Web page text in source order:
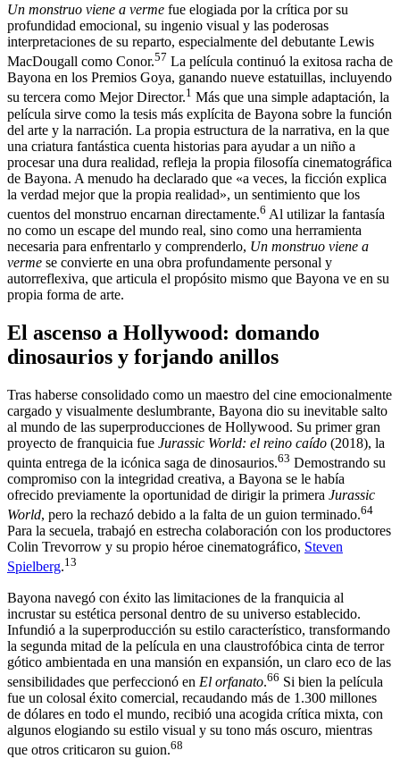
Un monstruo viene a verme fue elogiada por la crítica por su
profundidad emocional, su ingenio visual y las poderosas
interpretaciones de su reparto, especialmente del debutante Lewis
MacDougall como Conor.57 La película continuó la exitosa racha de
Bayona en los Premios Goya, ganando nueve estatuillas, incluyendo
su tercera como Mejor Director.1 Más que una simple adaptación, la
película sirve como la tesis más explícita de Bayona sobre la función
del arte y la narración. La propia estructura de la narrativa, en la que
una criatura fantástica cuenta historias para ayudar a un niño a
procesar una dura realidad, refleja la propia filosofía cinematográfica
de Bayona. A menudo ha declarado que «a veces, la ficción explica
la verdad mejor que la propia realidad», un sentimiento que los
cuentos del monstruo encarnan directamente.6 Al utilizar la fantasía
no como un escape del mundo real, sino como una herramienta
necesaria para enfrentarlo y comprenderlo, Un monstruo viene a
verme se convierte en una obra profundamente personal y
autorreflexiva, que articula el propósito mismo que Bayona ve en su
propia forma de arte.
El ascenso a Hollywood: domando
dinosaurios y forjando anillos
Tras haberse consolidado como un maestro del cine emocionalmente
cargado y visualmente deslumbrante, Bayona dio su inevitable salto
al mundo de las superproducciones de Hollywood. Su primer gran
proyecto de franquicia fue Jurassic World: el reino caído (2018), la
quinta entrega de la icónica saga de dinosaurios.63 Demostrando su
compromiso con la integridad creativa, a Bayona se le había
ofrecido previamente la oportunidad de dirigir la primera Jurassic
World, pero la rechazó debido a la falta de un guion terminado.64
Para la secuela, trabajó en estrecha colaboración con los productores
Colin Trevorrow y su propio héroe cinematográfico, Steven
Spielberg.13
Bayona navegó con éxito las limitaciones de la franquicia al
incrustar su estética personal dentro de su universo establecido.
Infundió a la superproducción su estilo característico, transformando
la segunda mitad de la película en una claustrofóbica cinta de terror
gótico ambientada en una mansión en expansión, un claro eco de las
sensibilidades que perfeccionó en El orfanato.66 Si bien la película
fue un colosal éxito comercial, recaudando más de 1.300 millones
de dólares en todo el mundo, recibió una acogida crítica mixta, con
algunos elogiando su estilo visual y su tono más oscuro, mientras
que otros criticaron su guion.68